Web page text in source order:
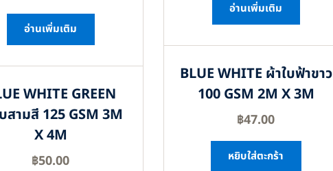
อ่านเพิ่มเติม
WHITE GREEN
สามสี 125 GSM 3M
X 4M
฿50.00
อ่านเพิ่มเติม
BLUE WHITE ผ้าใบฟ้าขาว
100 GSM 2M X 3M
฿47.00
หยิบใส่ตะกร้า